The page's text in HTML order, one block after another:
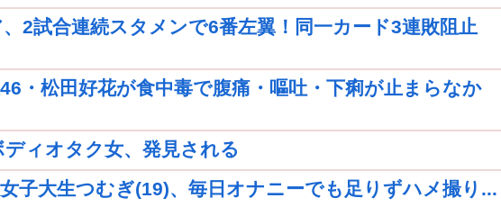
、2試合連続スタメンで6番左翼！同一カード3連敗阻止
46・松田好花が食中毒で腹痛・嘔吐・下痢が止まらなか
ィオタク女、発見される
女子大生つむぎ(19)、毎日オナニーでも足りずハメ撮り...